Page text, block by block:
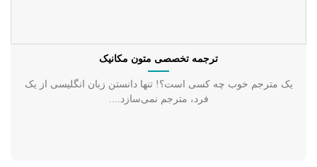
ترجمه تخصصی متون مکانیک
یک مترجم خوب چه کسی است؟! تنها دانستن زبان انگلیسی از یک
فرد، مترجم نمی‌سازد....